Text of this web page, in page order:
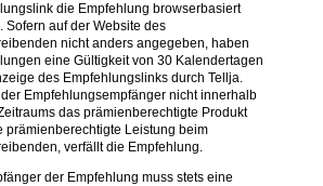
die Empfehlung browserbasiert
Sofern auf der Website des
nicht anders angegeben, haben
eine Gültigkeit von 30 Kalendertagen
des Empfehlungslinks durch Tellja.
der Empfehlungsempfänger nicht innerhalb
das prämienberechtigte Produkt
prämienberechtigte Leistung beim
verfällt die Empfehlung.
der Empfehlung muss stets eine